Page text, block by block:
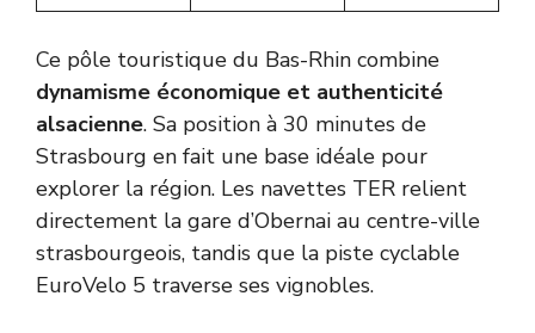
Ce pôle touristique du Bas-Rhin combine
dynamisme économique et authenticité
alsacienne. Sa position à 30 minutes de
Strasbourg en fait une base idéale pour
explorer la région. Les navettes TER relient
directement la gare d’Obernai au centre-ville
strasbourgeois, tandis que la piste cyclable
EuroVelo 5 traverse ses vignobles.